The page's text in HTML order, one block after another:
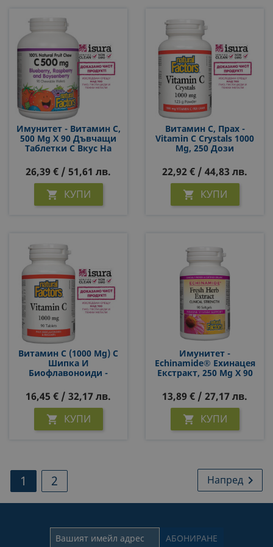
Имунитет - Витамин С,
500 Mg Х 90 Дъвчащи
Таблетки С Вкус На
26,39 € / 51,61 лв.
 КУПИ
Витамин С, Прах -
Vitamin C Crystals 1000
Mg, 250 Дози
22,92 € / 44,83 лв.
 КУПИ
Витамин С (1000 Mg) С
Шипка И
Биофлавоноиди -
Имуностимулатор, 90
Таблетки За 3 Или 6
Месеца Прием
16,45 € / 32,17 лв.
 КУПИ
Имунитет -
Echinamide® Ехинацея
Екстракт, 250 Mg Х 90
13,89 € / 27,17 лв.
 КУПИ
1 2 Напред 